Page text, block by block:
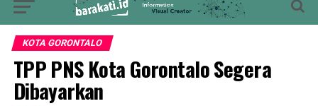
KOTA GORONTALO
TPP PNS Kota Gorontalo Segera
Dibayarkan